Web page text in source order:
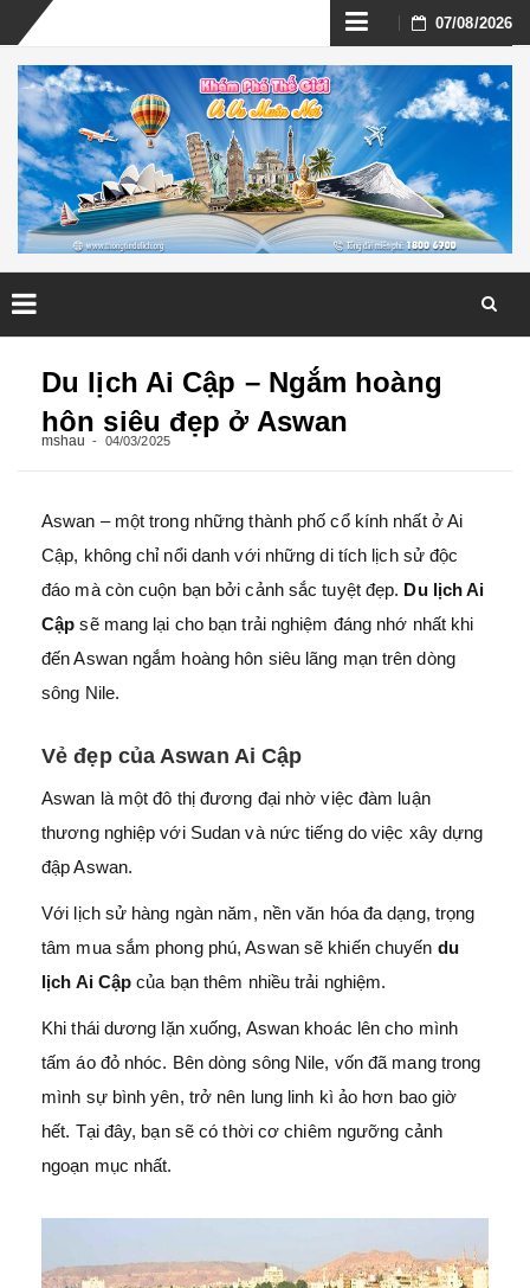
Skip
to
content
07/08/2026
Du lịch Ai Cập – Ngắm hoàng
hôn siêu đẹp ở Aswan
mshau 04/03/2025
Aswan – một trong những thành phố cổ kính nhất ở Ai
Cập, không chỉ nổi danh với những di tích lịch sử độc
đáo mà còn cuộn bạn bởi cảnh sắc tuyệt đẹp. Du lịch Ai
Cập sẽ mang lại cho bạn trải nghiệm đáng nhớ nhất khi
đến Aswan ngắm hoàng hôn siêu lãng mạn trên dòng
sông Nile.
Vẻ đẹp của Aswan Ai Cập
Aswan là một đô thị đương đại nhờ việc đàm luận
thương nghiệp với Sudan và nức tiếng do việc xây dựng
đập Aswan.
Với lịch sử hàng ngàn năm, nền văn hóa đa dạng, trọng
tâm mua sắm phong phú, Aswan sẽ khiến chuyến du
lịch Ai Cập của bạn thêm nhiều trải nghiệm.
Khi thái dương lặn xuống, Aswan khoác lên cho mình
tấm áo đỏ nhóc. Bên dòng sông Nile, vốn đã mang trong
mình sự bình yên, trở nên lung linh kì ảo hơn bao giờ
hết. Tại đây, bạn sẽ có thời cơ chiêm ngưỡng cảnh
ngoạn mục nhất.